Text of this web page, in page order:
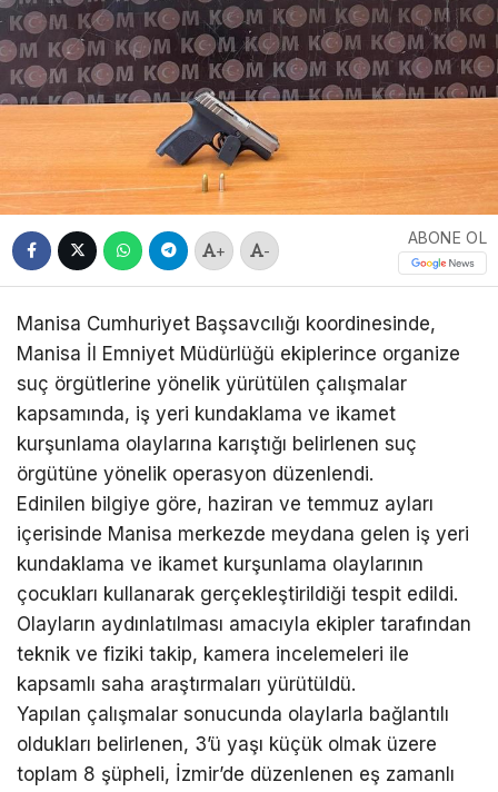
+ -
ABONE OL
Manisa Cumhuriyet Başsavcılığı koordinesinde,
Manisa İl Emniyet Müdürlüğü ekiplerince organize
suç örgütlerine yönelik yürütülen çalışmalar
kapsamında, iş yeri kundaklama ve ikamet
kurşunlama olaylarına karıştığı belirlenen suç
örgütüne yönelik operasyon düzenlendi.
Edinilen bilgiye göre, haziran ve temmuz ayları
içerisinde Manisa merkezde meydana gelen iş yeri
kundaklama ve ikamet kurşunlama olaylarının
çocukları kullanarak gerçekleştirildiği tespit edildi.
Olayların aydınlatılması amacıyla ekipler tarafından
teknik ve fiziki takip, kamera incelemeleri ile
kapsamlı saha araştırmaları yürütüldü.
Yapılan çalışmalar sonucunda olaylarla bağlantılı
oldukları belirlenen, 3’ü yaşı küçük olmak üzere
toplam 8 şüpheli, İzmir’de düzenlenen eş zamanlı